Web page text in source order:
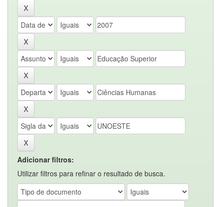
Adicionar filtros:
Utilizar filtros para refinar o resultado de busca.